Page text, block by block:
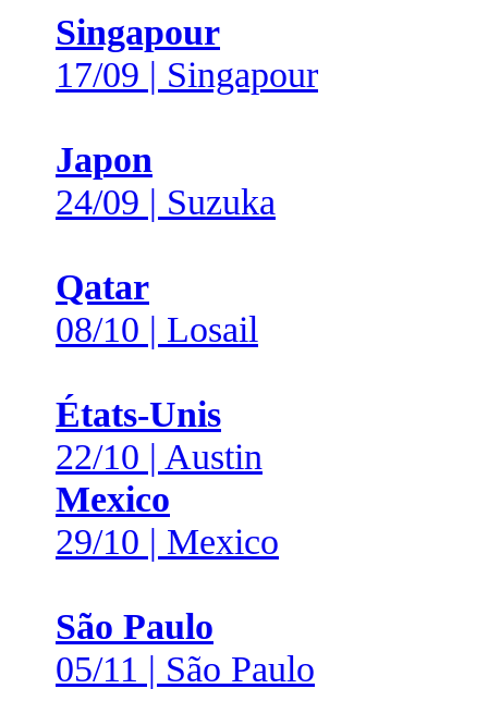
Singapour
17/09 | Singapour
Japon
24/09 | Suzuka
Qatar
08/10 | Losail
États-Unis
22/10 | Austin
Mexico
29/10 | Mexico
São Paulo
05/11 | São Paulo